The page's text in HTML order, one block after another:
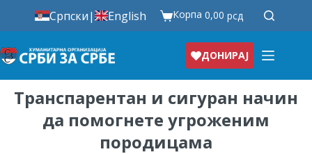
Српски| English Корпа0,00рсд
ДОНИРАЈ
Транспарентан и сигуран начин
да помогнете угроженим
породицама